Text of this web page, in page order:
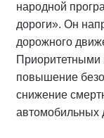
народной
дороги». Он
дорожного
Приоритетными
повышение
снижение
автомобильных